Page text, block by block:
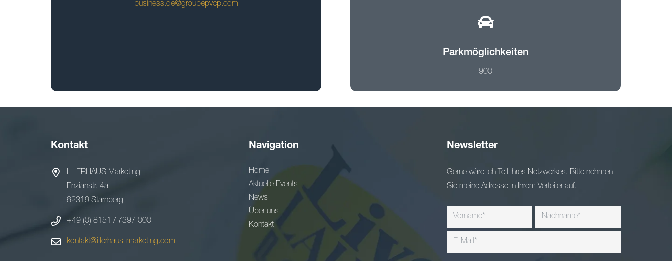
business.de@groupepvcp.com
Parkmöglichkeiten
900
Kontakt
ILLERHAUS Marketing
Enzianstr. 4a
82319 Starnberg
+49 (0) 8151 / 7397 000
kontakt@illerhaus-marketing.com
Navigation
Home
Aktuelle Events
News
Über uns
Kontakt
Newsletter
Gerne wäre ich Teil Ihres Netzwerkes. Bitte nehmen
Sie meine Adresse in Ihrem Verteiler auf.